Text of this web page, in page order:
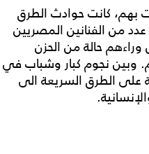
بهم، كانت حوادث الطرق
من الفنانين المصريين
حالة من الحزن
وبين نجوم كبار وشباب في
على الطرق السريعة الى